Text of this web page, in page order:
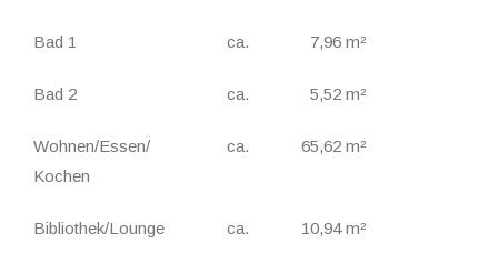
Bad 1 ca. 7,96 m²
Bad 2 ca. 5,52 m²
Wohnen/Essen/
Kochen
ca. 65,62 m²
Bibliothek/Lounge ca. 10,94 m²